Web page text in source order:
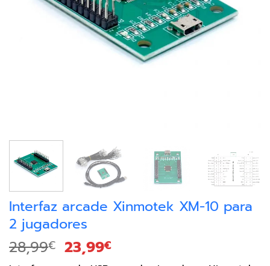
Interfaz arcade Xinmotek XM-10 para
2 jugadores
28,99€ 23,99€